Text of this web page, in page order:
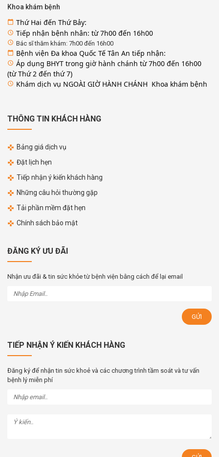
Khoa khám bệnh
calendar_today Thứ Hai đến Thứ Bảy:
access_time Tiếp nhận bệnh nhân: từ 7h00 đến 16h00
access_time Bác sĩ thăm khám: 7h00 đến 16h00
calendar_today Bệnh viện Đa khoa Quốc Tế Tân An tiếp nhận:
access_time Áp dụng BHYT trong giờ hành chánh từ 7h00 đến 16h00
(từ Thứ 2 đến thứ 7)
access_time Khám dịch vụ NGOÀI GIỜ HÀNH CHÁNH Khoa khám bệnh
THÔNG TIN KHÁCH HÀNG
Bảng giá dịch vụ
Đặt lịch hẹn
Tiếp nhận ý kiến khách hàng
Những câu hỏi thường gặp
Tải phần mềm đặt hẹn
Chính sách bảo mật
ĐĂNG KÝ ƯU ĐÃI
Nhận ưu đãi & tin sức khỏe từ bệnh viện bằng cách để lại email
TIẾP NHẬN Ý KIẾN KHÁCH HÀNG
Đăng ký để nhận tin sức khoẻ và các chương trình tầm soát và tư vấn
bệnh lý miễn phí